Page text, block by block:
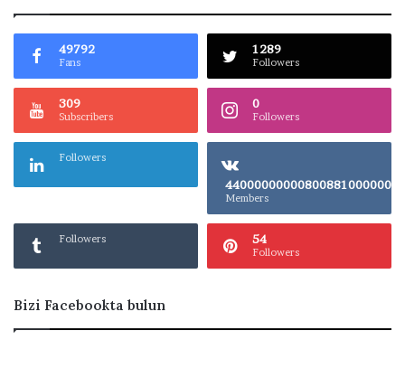
49792
Fans
1289
Followers
309
Subscribers
0
Followers
Followers
Members
Followers 54
Followers
Bizi Facebookta bulun